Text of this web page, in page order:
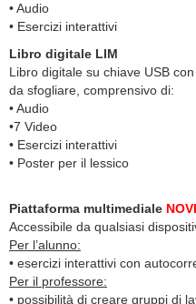
• Audio
• Esercizi interattivi
Libro digitale LIM
Libro digitale su chiave USB
da sfogliare, comprensivo di:
• Audio
•7 Video
• Esercizi interattivi
• Poster per il lessico
Piattaforma multimediale
Accessibile da qualsiasi
Per l’alunno:
• esercizi interattivi con
Per il professore:
• possibilità di creare gruppi di